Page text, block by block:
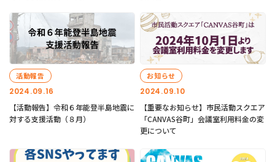
2024.09.16
活動報告
【活動報告】令和６年能登半島地震に
対する支援活動（８月）
2024.09.10
お知らせ
【重要なお知らせ】市民活動スクエア
「CANVAS谷町」会議室利用料金の変
更について